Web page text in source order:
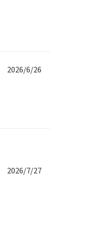
2026/6/26
2026/7/27